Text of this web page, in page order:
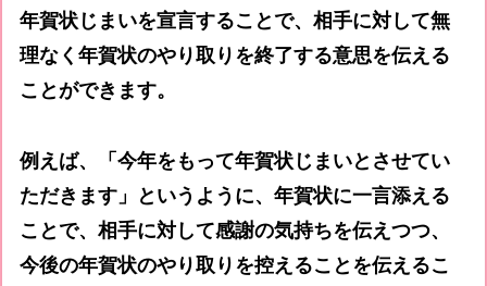
年賀状じまいを宣言することで、相手に対して無
理なく年賀状のやり取りを終了する意思を伝える
ことができます。
例えば、「今年をもって年賀状じまいとさせてい
ただきます」というように、年賀状に一言添える
ことで、相手に対して感謝の気持ちを伝えつつ、
今後の年賀状のやり取りを控えることを伝えるこ